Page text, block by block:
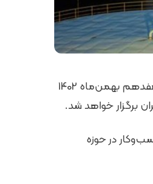
نشست آموزشی فرصت‌های کسب‌وکار در حوزه صادرات پتروشیمی ایران روز سه شنبه، هفدهم بهمن‌ماه 1402
در حوزه